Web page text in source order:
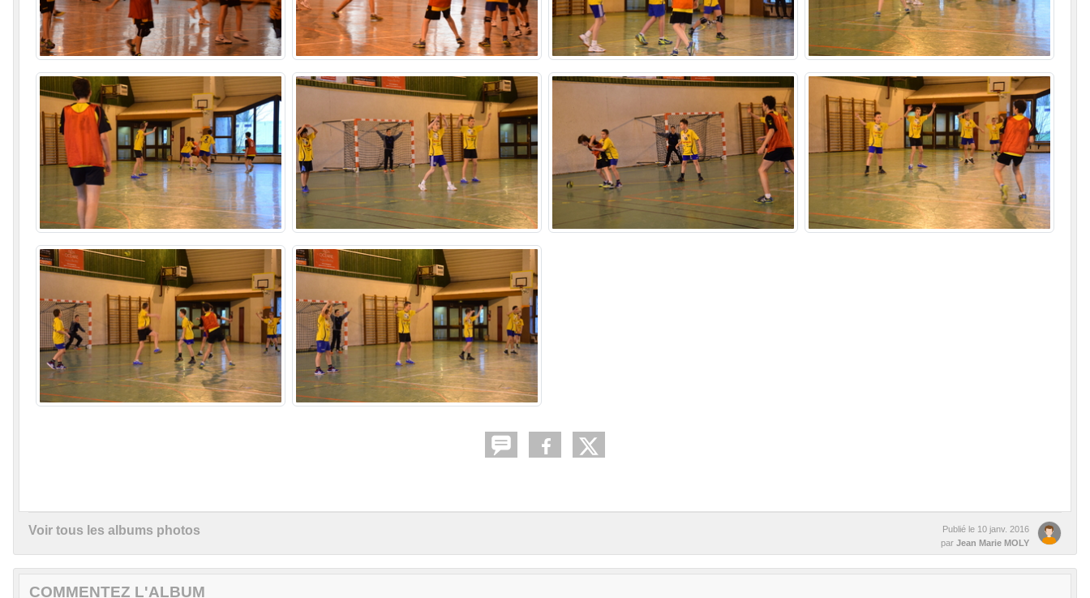
Voir tous les albums photos Publié le 10 janv. 2016
par Jean Marie MOLY
COMMENTEZ L'ALBUM